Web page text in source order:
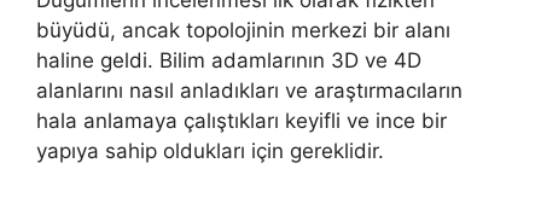
büyüdü, ancak topolojinin merkezi bir alanı
haline geldi. Bilim adamlarının 3D ve 4D
alanlarını nasıl anladıkları ve araştırmacıların
hala anlamaya çalıştıkları keyifli ve ince bir
yapıya sahip oldukları için gereklidir.